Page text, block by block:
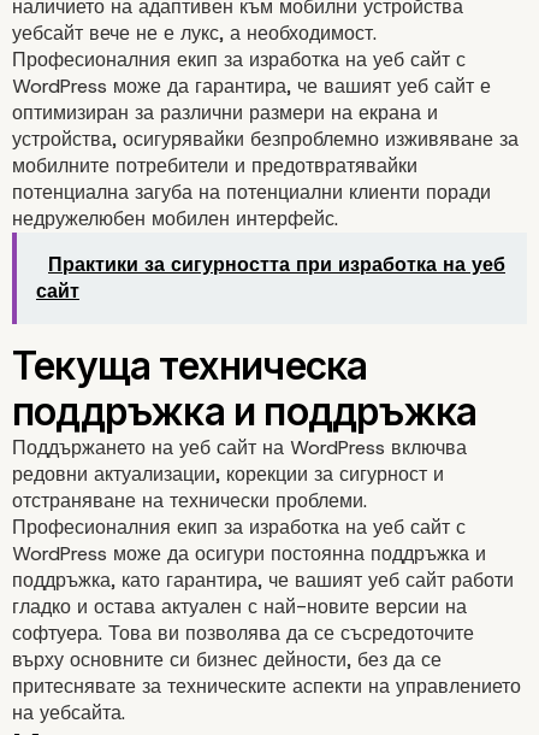
уебсайта
Експертиза за
за търсачки (SEO).
наличието на адаптивен към мобилни устройства
уебсайт вече не е лукс, а необходимост.
Професионалния екип за изработка на уеб сайт с
WordPress може да гарантира, че вашият уеб сайт е
оптимизиран за различни размери на екрана и
устройства, осигурявайки безпроблемно изживяване за
мобилните потребители и предотвратявайки
потенциална загуба на потенциални клиенти поради
недружелюбен мобилен интерфейс.
Практики за сигурността при изработка на уеб
сайт
Поддържането на уеб сайт на WordPress включва
редовни актуализации, корекции за сигурност и
отстраняване на технически проблеми.
Професионалния екип за изработка на уеб сайт с
WordPress може да осигури постоянна поддръжка и
поддръжка, като гарантира, че вашият уеб сайт работи
гладко и остава актуален с най-новите версии на
софтуера. Това ви позволява да се съсредоточите
върху основните си бизнес дейности, без да се
притеснявате за техническите аспекти на управлението
на уебсайта.